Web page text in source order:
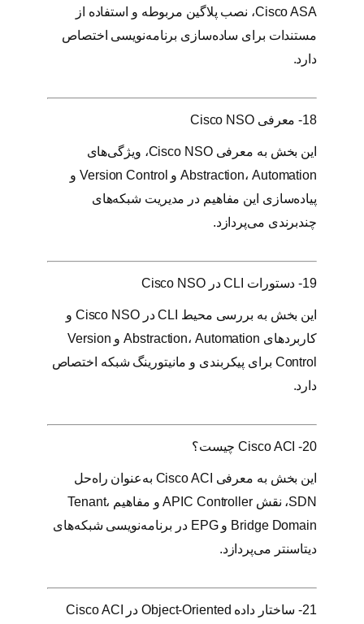
Cisco ASA، نصب پلاگین مربوطه و استفاده از
مستندات برای ساده‌سازی برنامه‌نویسی اختصاص
دارد.
18- معرفی Cisco NSO
این بخش به معرفی Cisco NSO، ویژگی‌های
Abstraction، Automation و Version Control و
پیاده‌سازی این مفاهیم در مدیریت شبکه‌های
چندبرندی می‌پردازد.
19- دستورات CLI در Cisco NSO
این بخش به بررسی محیط CLI در Cisco NSO و
کاربردهای Abstraction، Automation و Version
Control برای پیکربندی و مانیتورینگ شبکه اختصاص
دارد.
20- Cisco ACI چیست؟
این بخش به معرفی Cisco ACI به‌عنوان راه‌حل
SDN، نقش APIC Controller و مفاهیم Tenant،
Bridge Domain و EPG در برنامه‌نویسی شبکه‌های
دیتاسنتر می‌پردازد.
21- ساختار داده Object-Oriented در Cisco ACI